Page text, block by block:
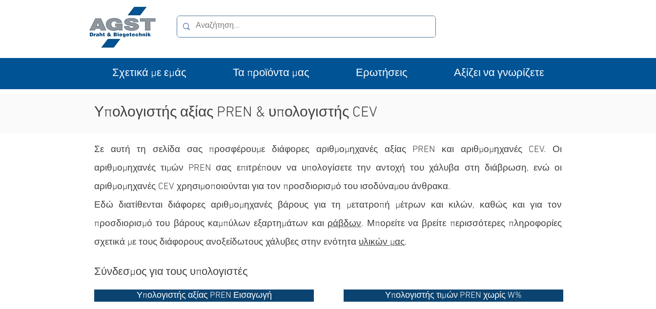
Σχετικά με εμάς Τα προϊόντα μας Ερωτήσεις Αξίζει να γνωρίζετε
Υπολογιστής αξίας PREN & υπολογιστής CEV
Σε αυτή τη σελίδα σας προσφέρουμε διάφορες αριθμομηχανές αξίας PREN και αριθμομηχανές CEV. Οι
αριθμομηχανές τιμών PREN σας επιτρέπουν να υπολογίσετε την αντοχή του χάλυβα στη διάβρωση, ενώ οι
αριθμομηχανές CEV χρησιμοποιούνται για τον προσδιορισμό του ισοδύναμου άνθρακα.
Εδώ διατίθενται διάφορες αριθμομηχανές βάρους για τη μετατροπή μέτρων και κιλών, καθώς και για τον
προσδιορισμό του βάρους καμπύλων εξαρτημάτων και ράβδων. Μπορείτε να βρείτε περισσότερες πληροφορίες
σχετικά με τους διάφορους ανοξείδωτους χάλυβες στην ενότητα υλικών μας.
Σύνδεσμος για τους υπολογιστές
Υπολογιστής αξίας PREN Εισαγωγή Υπολογιστής τιμών PREN χωρίς W%